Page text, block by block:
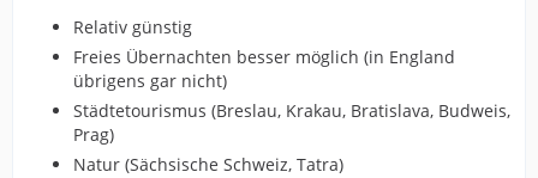
Relativ günstig
Freies Übernachten besser möglich (in England
übrigens gar nicht)
Städtetourismus (Breslau, Krakau, Bratislava, Budweis,
Prag)
Natur (Sächsische Schweiz, Tatra)